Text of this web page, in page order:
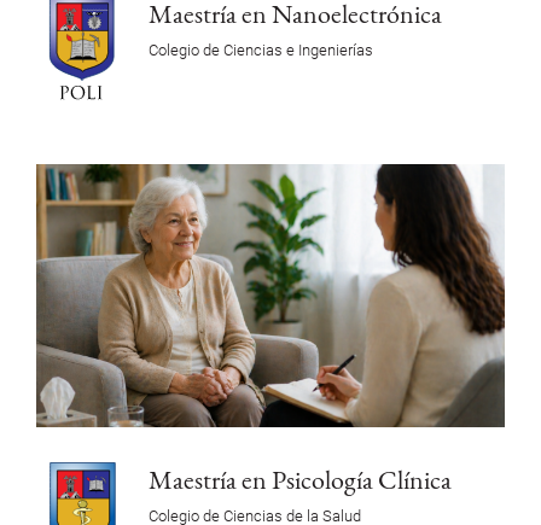
Maestría en Nanoelectrónica
Colegio de Ciencias e Ingenierías
Maestría en Psicología Clínica
Colegio de Ciencias de la Salud